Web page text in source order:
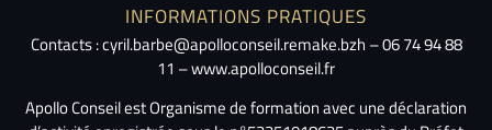
INFORMATIONS PRATIQUES
Contacts : cyril.barbe@apolloconseil.remake.bzh – 06 74 94 88
11 – www.apolloconseil.fr
Apollo Conseil est Organisme de formation avec une déclaration